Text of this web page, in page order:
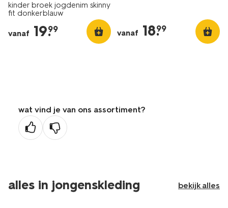
kinder broek jogdenim skinny
fit donkerblauw
vanaf 19.
99 vanaf 18.
99
wat vind je van ons assortiment?
alles in jongenskleding bekijk alles